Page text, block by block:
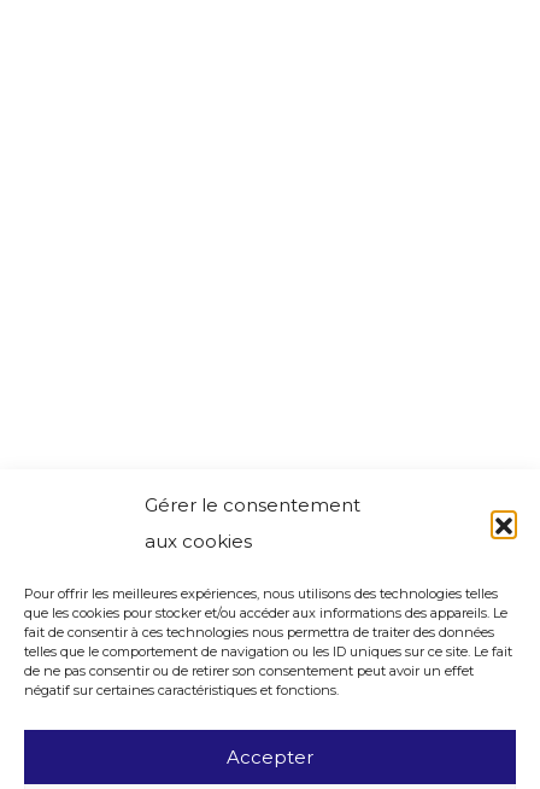
Gérer le consentement
aux cookies
Pour offrir les meilleures expériences, nous utilisons des technologies telles
que les cookies pour stocker et/ou accéder aux informations des appareils. Le
fait de consentir à ces technologies nous permettra de traiter des données
telles que le comportement de navigation ou les ID uniques sur ce site. Le fait
de ne pas consentir ou de retirer son consentement peut avoir un effet
négatif sur certaines caractéristiques et fonctions.
Accepter